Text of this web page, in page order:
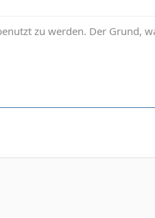
zu werden. Der Grund,